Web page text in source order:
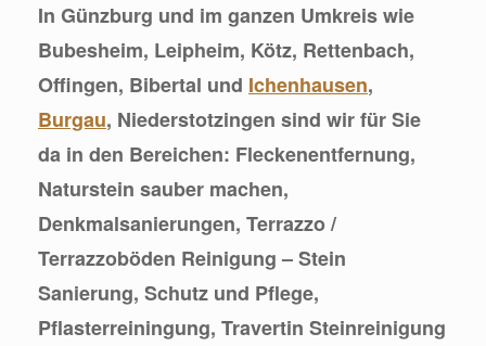
In Günzburg und im ganzen Umkreis wie
Bubesheim, Leipheim, Kötz, Rettenbach,
Offingen, Bibertal und Ichenhausen,
Burgau, Niederstotzingen sind wir für Sie
da in den Bereichen: Fleckenentfernung,
Naturstein sauber machen,
Denkmalsanierungen, Terrazzo /
Terrazzoböden Reinigung – Stein
Sanierung, Schutz und Pflege,
Pflasterreiningung, Travertin Steinreinigung